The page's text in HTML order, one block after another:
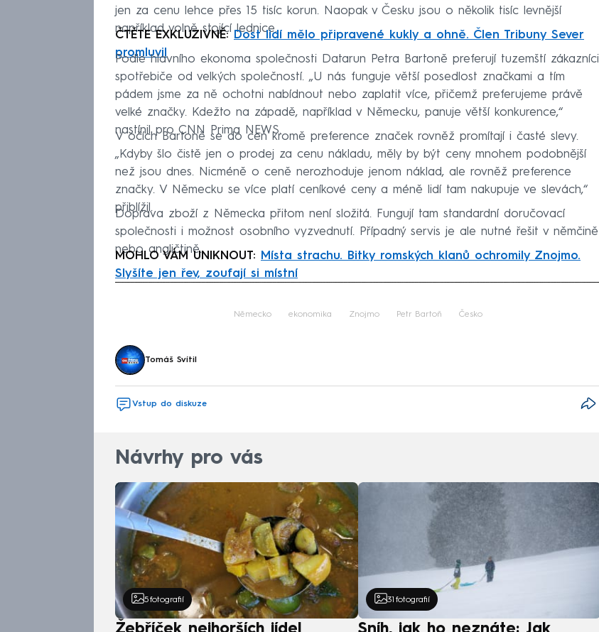
jen za cenu lehce přes 15 tisíc korun. Naopak v Česku jsou o několik tisíc levnější
například volně stojící lednice.
ČTĚTE EXKLUZIVNĚ: Dost lidí mělo připravené kukly a ohně. Člen Tribuny Sever
promluvil
Podle hlavního ekonoma společnosti Datarun Petra Bartoně preferují tuzemští zákazníci
spotřebiče od velkých společností. „U nás funguje větší posedlost značkami a tím
pádem jsme za ně ochotni nabídnout nebo zaplatit více, přičemž preferujeme právě
velké značky. Kdežto na západě, například v Německu, panuje větší konkurence,“
nastínil pro CNN Prima NEWS.
V očích Bartoně se do cen kromě preference značek rovněž promítají i časté slevy.
„Kdyby šlo čistě jen o prodej za cenu nákladu, měly by být ceny mnohem podobnější
než jsou dnes. Nicméně o ceně nerozhoduje jenom náklad, ale rovněž preference
značky. V Německu se více platí ceníkové ceny a méně lidí tam nakupuje ve slevách,“
přiblížil.
Doprava zboží z Německa přitom není složitá. Fungují tam standardní doručovací
společnosti i možnost osobního vyzvednutí. Případný servis je ale nutné řešit v němčině
nebo angličtině.
MOHLO VÁM UNIKNOUT:
Místa strachu. Bitky romských klanů ochromily Znojmo.
Slyšíte jen řev, zoufají si místní
Německo ekonomika Znojmo Petr Bartoň Česko
Tomáš Svítil
Vstup do diskuze
Návrhy pro vás
5 fotografií 31 fotografií